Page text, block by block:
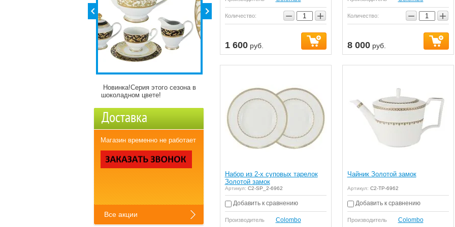
Количество: − +
1 600руб.
Количество: − +
8 000руб.
Набор из 2-х суповых тарелок
Золотой замок
Артикул: C2-SP_2-6962
Добавить к сравнению
Производитель Colombo
Чайник Золотой замок
Артикул: C2-TP-6962
Добавить к сравнению
Производитель Colombo
Детские кружки Зверята с
разнымикартинкми)
Полная сервировка стола,
давно искали?
Серия Ваз для Вашего дома!
Все акции
Доставка
Магазин временно не работает